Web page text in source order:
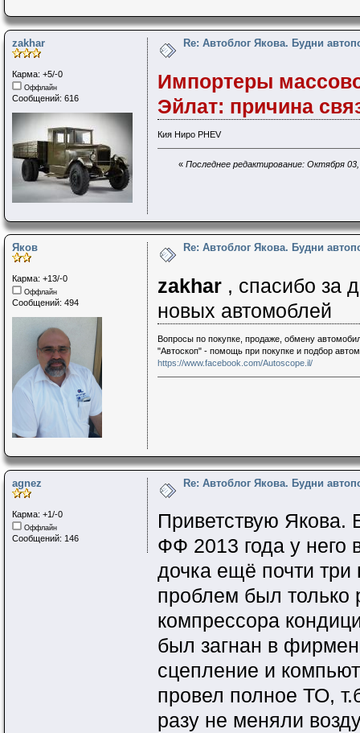
zakhar
Карма: +5/-0
Оффлайн
Сообщений: 616
Re: Автоблог Якова. Будни
Импортеры
Эйлат: причина
Кия Ниро PHEV
« Последнее редактирование: Октября
Яков
Карма: +13/-0
Оффлайн
Сообщений: 494
Re: Автоблог Якова. Будни
zakhar, спасибо за
новых автомоблей
Вопросы по покупке, продаже, обмену
"Автоскоп" - помощь при покупке и подбор
https://www.facebook.com/Autoscope.il/
agnez
Карма: +1/-0
Оффлайн
Сообщений: 146
Re: Автоблог Якова. Будни
Приветствую Якова.
ФФ 2013 года у него
дочка ещё почти три
проблем был только
компрессора
был загнан в
сцепление и
провел полное ТО,
разу не меняли